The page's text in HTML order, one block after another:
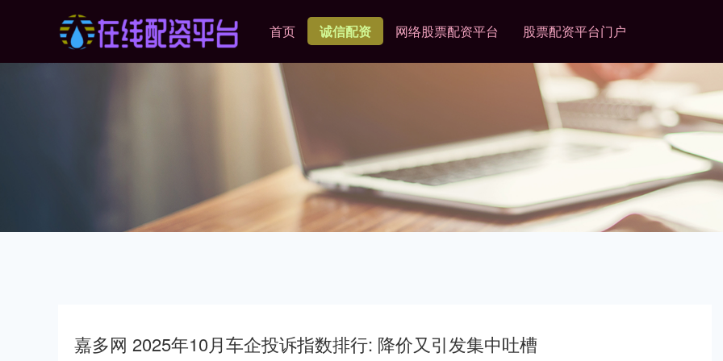
首页 诚信配资 网络股票配资平台 股票配资平台门户
嘉多网 2025年10月车企投诉指数排行: 降价又引发集中吐槽